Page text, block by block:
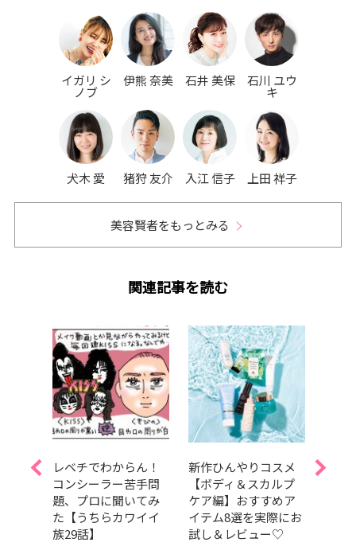
イガリ シ
ノブ
伊熊 奈美 石井 美保 石川 ユウ
キ
犬木 愛 猪狩 友介 入江 信子 上田 祥子
美容賢者をもっとみる
関連記事を読む
レベチでわからん！
コンシーラー苦手問
題、プロに聞いてみ
た【うちらカワイイ
族29話】
新作ひんやりコスメ
【ボディ＆スカルプ
ケア編】おすすめア
イテム8選を実際にお
試し＆レビュー♡
夏を